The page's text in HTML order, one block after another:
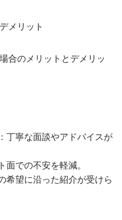
メリット
合のメリットとデメリッ
：丁寧な面談やアドバイスが
面での不安を軽減。
希望に沿った紹介が受けら